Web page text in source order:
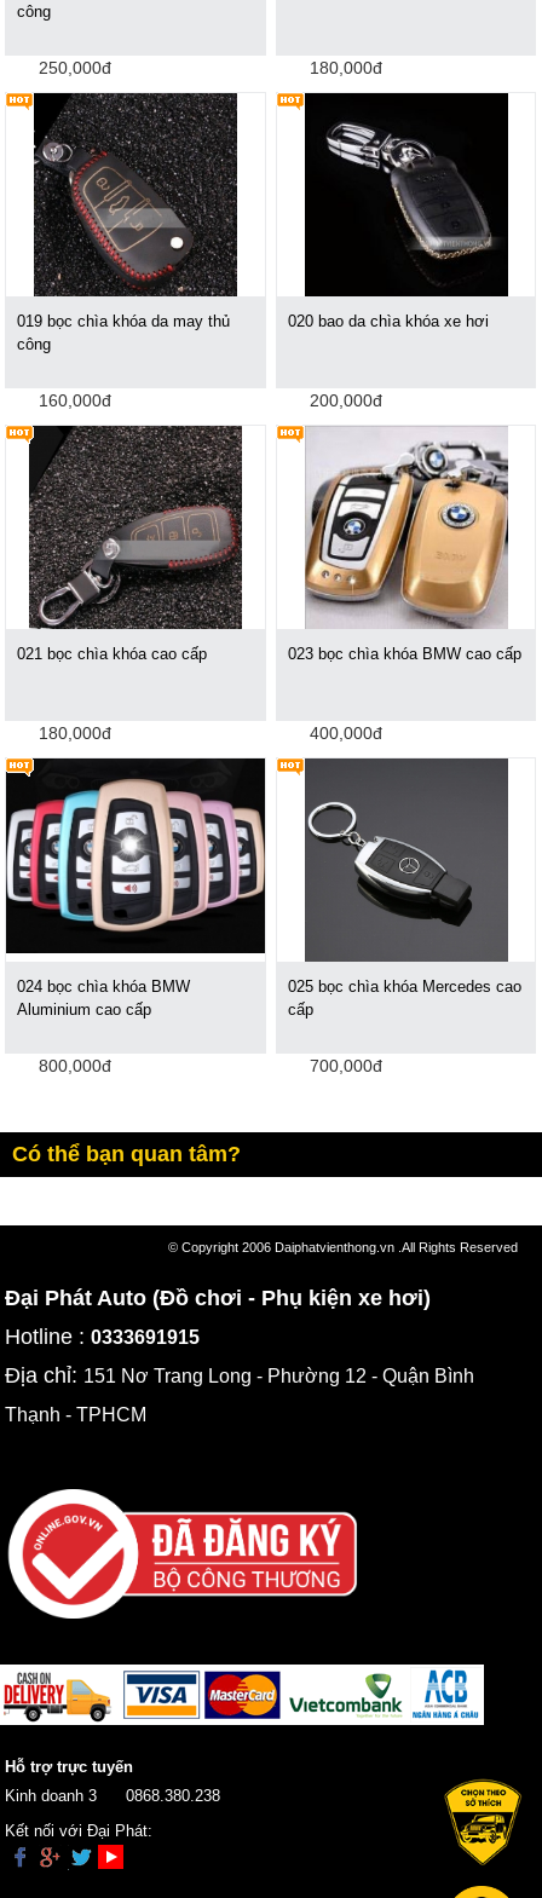
công
250,000đ 180,000đ
019 bọc chìa khóa da may thủ
công
160,000đ
020 bao da chìa khóa xe hơi
200,000đ
021 bọc chìa khóa cao cấp
180,000đ
023 bọc chìa khóa BMW cao cấp
400,000đ
024 bọc chìa khóa BMW
Aluminium cao cấp
800,000đ
025 bọc chìa khóa Mercedes cao
cấp
700,000đ
Có thể bạn quan tâm?
© Copyright 2006 Daiphatvienthong.vn .All Rights Reserved
Đại Phát Auto (Đồ chơi - Phụ kiện xe hơi)
Hotline :0333691915
Địa chỉ: 151 Nơ Trang Long - Phường 12 - Quận Bình
Thạnh - TPHCM
Hỗ trợ trực tuyến
Kinh doanh 3
0868.380.238
Kết nối với Đại Phát: